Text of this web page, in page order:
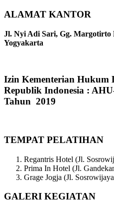
ALAMAT KANTOR
Jl. Nyi Adi Sari, Gg. Margotirto
Yogyakarta
Izin Kementerian Hukum
Republik Indonesia :
Tahun 2019
TEMPAT PELATIHAN
Regantris Hotel (Jl.
Prima In Hotel (Jl.
Grage Jogja (Jl.
GALERI KEGIATAN